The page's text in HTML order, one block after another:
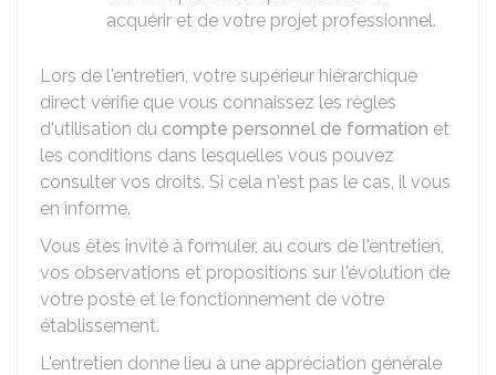
acquérir et de votre projet professionnel.
Lors de l'entretien, votre supérieur hiérarchique
direct vérifie que vous connaissez les règles
d'utilisation du compte personnel de formation et
les conditions dans lesquelles vous pouvez
consulter vos droits. Si cela n'est pas le cas, il vous
en informe.
Vous êtes invité à formuler, au cours de l'entretien,
vos observations et propositions sur l'évolution de
votre poste et le fonctionnement de votre
établissement.
L'entretien donne lieu à une appréciation générale